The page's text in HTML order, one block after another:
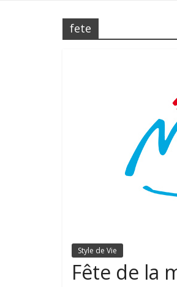
fete
Style de Vie
Fête de la